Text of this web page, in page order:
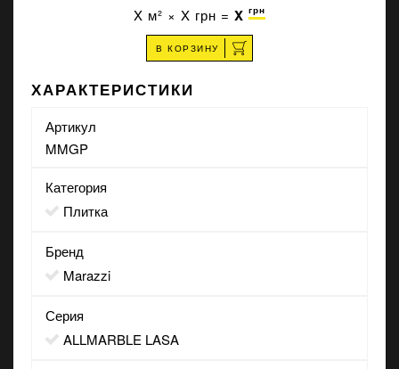
X м² × X грн = X грн
В КОРЗИНУ
ХАРАКТЕРИСТИКИ
Артикул
MMGP
Категория
Плитка
Бренд
Marazzi
Серия
ALLMARBLE LASA